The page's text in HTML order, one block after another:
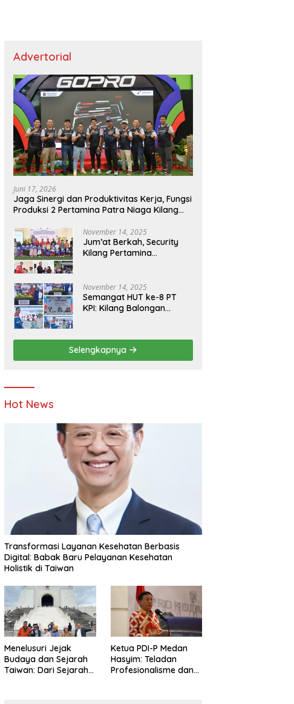
Advertorial
Juni 17, 2026
Jaga Sinergi dan Produktivitas Kerja, Fungsi
Produksi 2 Pertamina Patra Niaga Kilang
November 14, 2025
Jum’at Berkah, Security
Kilang Pertamina
November 14, 2025
Semangat HUT ke-8 PT
KPI: Kilang Balongan
Berbagi Bersama
Penyandang Disabilitas
dan Yayasan Pendidikan
Selengkapnya
Hot News
Transformasi Layanan Kesehatan Berbasis
Digital: Babak Baru Pelayanan Kesehatan
Holistik di Taiwan
Menelusuri Jejak
Budaya dan Sejarah
Taiwan: Dari Sejarah
Ketua PDI-P Medan
Hasyim: Teladan
Profesionalisme dan